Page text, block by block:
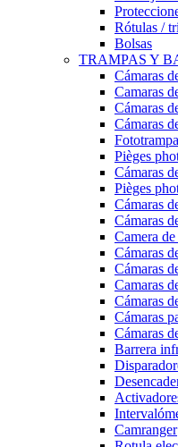
Rótulas /
Bolsas
TRAMPAS Y
Cámaras
Camaras
Cámaras
Cámaras
Pièges
Cámaras
Pièges
Cámaras
Cámaras
Camera
Cámaras
Cámaras
Camaras
Cámaras
Cámaras
Cámaras
Barrera
Camranger